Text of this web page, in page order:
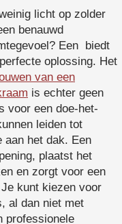
licht op zolder
benauwd
Een biedt
oplossing. Het
van een
is echter geen
voor een doe-het-
leiden tot
aan het dak. Een
plaatst het
en zorgt voor een
kunt kiezen voor
al dan niet met
professionele